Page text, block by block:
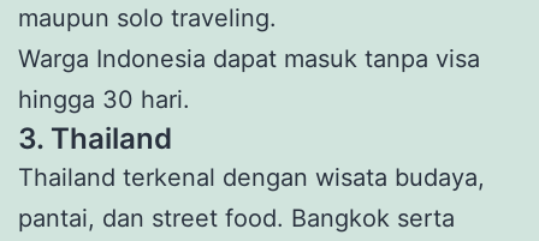
maupun solo traveling.
Warga Indonesia dapat masuk tanpa visa
hingga 30 hari.
3. Thailand
Thailand terkenal dengan wisata budaya,
pantai, dan street food. Bangkok serta